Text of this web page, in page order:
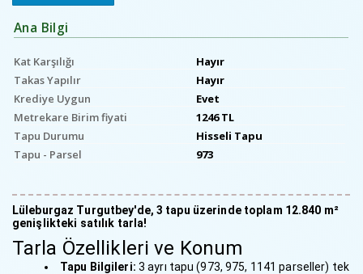
Ana Bilgi
Kat Karşılığı
Hayır
Takas Yapılır
Hayır
Krediye Uygun
Evet
Metrekare Birim fiyati
1246 TL
Tapu Durumu
Hisseli Tapu
Tapu - Parsel
973
Lüleburgaz Turgutbey'de, 3 tapu üzerinde toplam 12.840 m²
genişlikteki satılık tarla!
Tarla Özellikleri ve Konum
Tapu Bilgileri: 3 ayrı tapu (973, 975, 1141 parseller) tek